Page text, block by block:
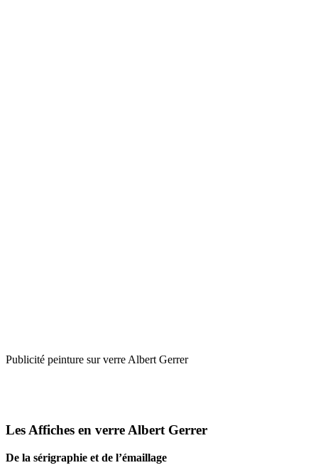
Publicité peinture sur verre Albert Gerrer
Les Affiches en verre Albert Gerrer
De la sérigraphie et de l’émaillage